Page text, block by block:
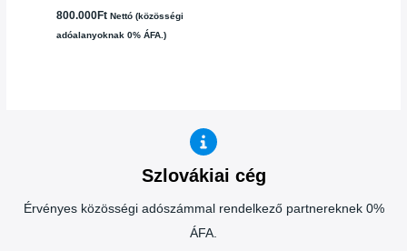
800.000Ft Nettó (közösségi
adóalanyoknak 0% ÁFA.)
Szlovákiai cég
Érvényes közösségi adószámmal rendelkező partnereknek 0%
ÁFA.